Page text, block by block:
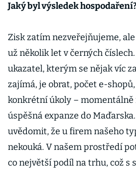
Jaký byl výsledek
Zisk zatím nezveřejňujeme,
už několik let v černých
ukazatel, kterým se nějak víc
zajímá, je obrat, počet e-
konkrétní úkoly –
úspěšná expanze do
uvědomit, že u firem našeho
nekouká. V našem prostředí
co největší podíl na trhu, což s